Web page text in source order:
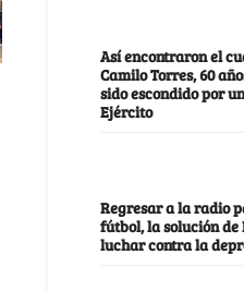
Así encontraron el
Camilo Torres, 60
sido escondido por
Ejército
Regresar a la radio
fútbol, la solución
luchar contra la